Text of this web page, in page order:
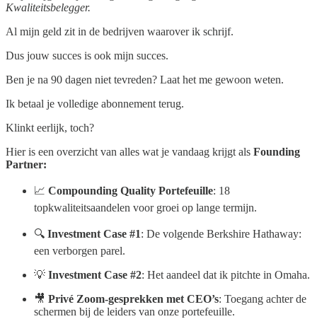
Kwaliteitsbelegger.
Al mijn geld zit in de bedrijven waarover ik schrijf.
Dus jouw succes is ook mijn succes.
Ben je na 90 dagen niet tevreden? Laat het me gewoon weten.
Ik betaal je volledige abonnement terug.
Klinkt eerlijk, toch?
Hier is een overzicht van alles wat je vandaag krijgt als Founding
Partner:
📈 Compounding Quality Portefeuille: 18
topkwaliteitsaandelen voor groei op lange termijn.
🔍 Investment Case #1: De volgende Berkshire Hathaway:
een verborgen parel.
💡 Investment Case #2: Het aandeel dat ik pitchte in Omaha.
🎥 Privé Zoom-gesprekken met CEO’s: Toegang achter de
schermen bij de leiders van onze portefeuille.